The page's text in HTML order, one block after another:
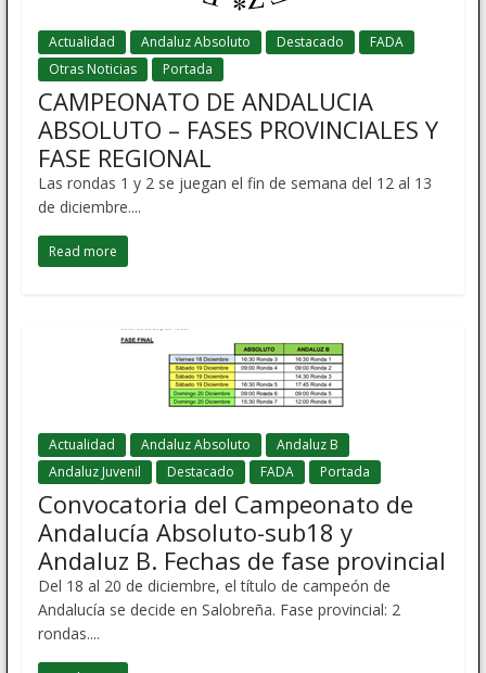
Actualidad Andaluz Absoluto Destacado
FADA
Otras Noticias
Portada
CAMPEONATO DE ANDALUCIA
ABSOLUTO – FASES PROVINCIALES Y
FASE REGIONAL
Las rondas 1 y 2 se juegan el fin de semana del 12 al 13
de diciembre....
Read more
Actualidad Andaluz Absoluto
Andaluz B
Andaluz Juvenil
Destacado FADA Portada
Convocatoria del Campeonato de
Andalucía Absoluto-sub18 y
Andaluz B. Fechas de fase provincial
Del 18 al 20 de diciembre, el título de campeón de
Andalucía se decide en Salobreña. Fase provincial: 2
rondas....